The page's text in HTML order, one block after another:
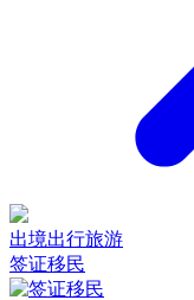
出境出行旅游
签证移民